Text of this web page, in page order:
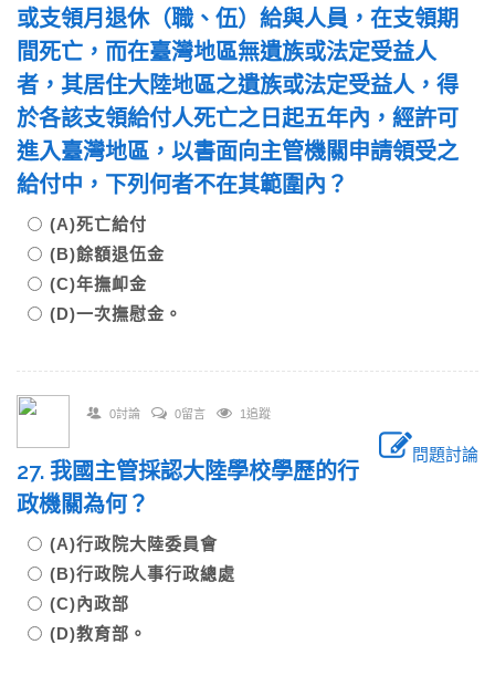
或支領月退休（職、伍）給與人員，在支領期
間死亡，而在臺灣地區無遺族或法定受益人
者，其居住大陸地區之遺族或法定受益人，得
於各該支領給付人死亡之日起五年內，經許可
進入臺灣地區，以書面向主管機關申請領受之
給付中，下列何者不在其範圍內？
(A)死亡給付
(B)餘額退伍金
(C)年撫卹金
(D)一次撫慰金。
0討論 0留言 1追蹤
問題討論
27. 我國主管採認大陸學校學歷的行
政機關為何？
(A)行政院大陸委員會
(B)行政院人事行政總處
(C)內政部
(D)教育部。